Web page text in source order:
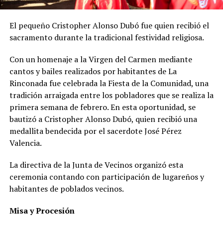
El pequeño Cristopher Alonso Dubó fue quien recibió el
sacramento durante la tradicional festividad religiosa.
Con un homenaje a la Virgen del Carmen mediante
cantos y bailes realizados por habitantes de La
Rinconada fue celebrada la Fiesta de la Comunidad, una
tradición arraigada entre los pobladores que se realiza la
primera semana de febrero. En esta oportunidad, se
bautizó a Cristopher Alonso Dubó, quien recibió una
medallita bendecida por el sacerdote José Pérez
Valencia.
La directiva de la Junta de Vecinos organizó esta
ceremonia contando con participación de lugareños y
habitantes de poblados vecinos.
Misa y Procesión